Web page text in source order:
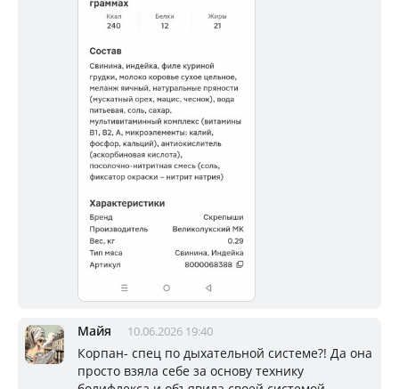
Майя 10.06.2026 19:40
Корпан- спец по дыхательной системе?! Да она
просто взяла себе за основу технику